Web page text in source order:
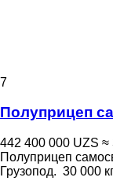
7
Полуприцеп
442 400 000 UZS ≈
Полуприцеп
Грузопод. 30 000